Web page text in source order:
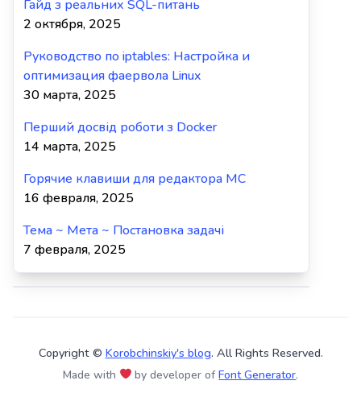
Гайд з реальних SQL-питань
2 октября, 2025
Руководство по iptables: Настройка и
оптимизация фаервола Linux
30 марта, 2025
Перший досвід роботи з Docker
14 марта, 2025
Горячие клавиши для редактора MC
16 февраля, 2025
Тема ~ Мета ~ Постановка задачі
7 февраля, 2025
Copyright © Korobchinskiy's blog. All Rights Reserved.
Made with by developer ofFont Generator.